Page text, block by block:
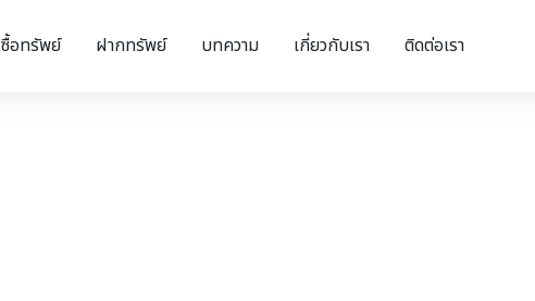
ซื้อทรัพย์ ฝากทรัพย์ บทความ เกี่ยวกับเรา ติดต่อเรา